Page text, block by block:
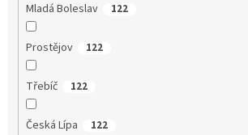
Mladá Boleslav 122
Prostějov 122
Třebíč 122
Česká Lípa 122